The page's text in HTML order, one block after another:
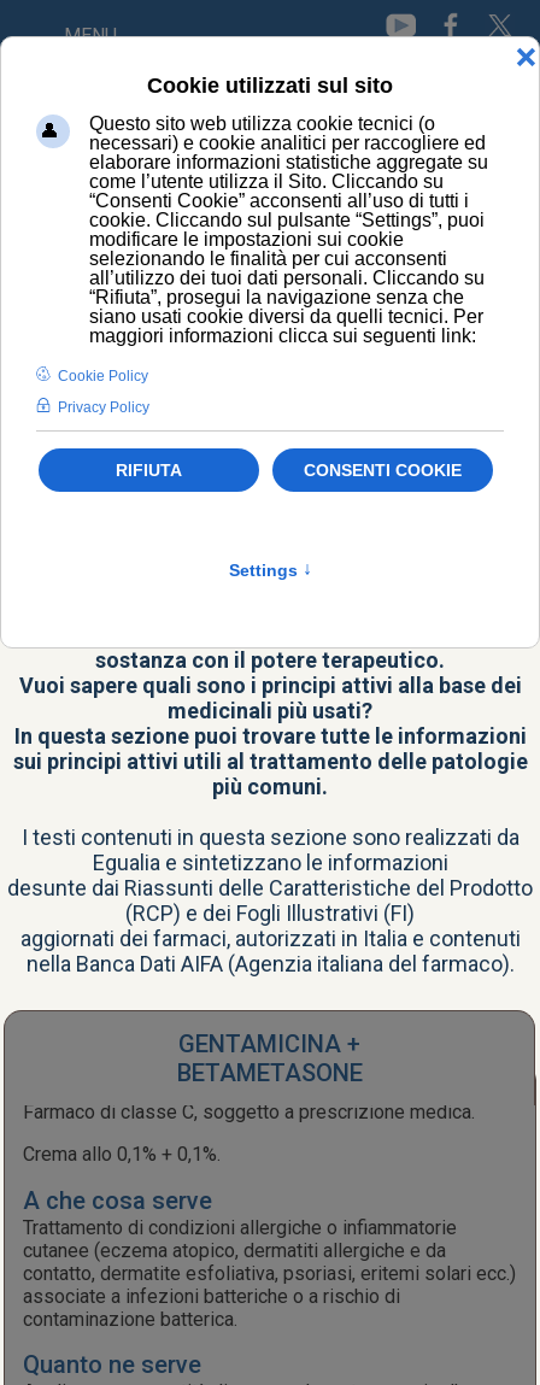
MENU
HOME
GENTAMICINA + BETAMETASONE
CONOSCI I PRINCIPI
ATTIVI
sostanza con il potere terapeutico.
Vuoi sapere quali sono i principi attivi alla base dei
medicinali più usati?
In questa sezione puoi trovare tutte le informazioni
sui principi attivi utili al trattamento delle patologie
più comuni.
I testi contenuti in questa sezione sono realizzati da
Egualia e sintetizzano le informazioni
desunte dai Riassunti delle Caratteristiche del Prodotto
(RCP) e dei Fogli Illustrativi (FI)
aggiornati dei farmaci, autorizzati in Italia e contenuti
nella Banca Dati AIFA(Agenzia italiana del farmaco).
GENTAMICINA +
BETAMETASONE
Farmaco di classe C, soggetto a prescrizione medica.
Crema allo 0,1% + 0,1%.
A che cosa serve
Trattamento di condizioni allergiche o infiammatorie
cutanee (eczema atopico, dermatiti allergiche e da
contatto, dermatite esfoliativa, psoriasi, eritemi solari ecc.)
associate a infezioni batteriche o a rischio di
contaminazione batterica.
Quanto ne serve